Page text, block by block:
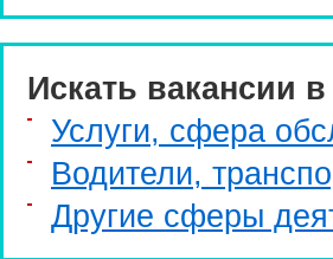
Искать вакансии
Услуги, cфера
Водители,
Другие сферы